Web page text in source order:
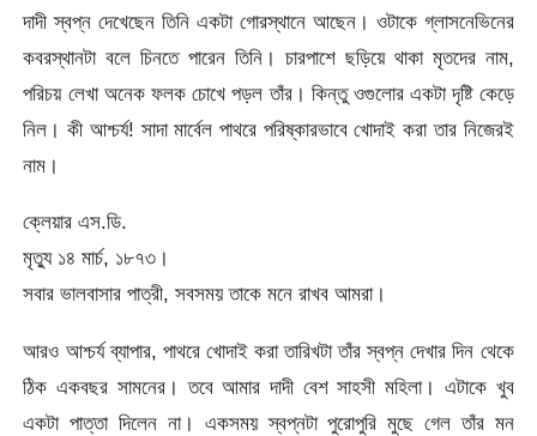
দাদী স্বপ্ন দেখেছেন তিনি একটা গোরস্থানে আছেন। ওটাকে গ্লাসনেভিনের
কবরস্থানটা বলে চিনতে পারেন তিনি। চারপাশে ছড়িয়ে থাকা মৃতদের নাম,
পরিচয় লেখা অনেক ফলক চোখে পড়ল তাঁর। কিন্তু ওগুলোর একটা দৃষ্টি কেড়ে
নিল। কী আশ্চর্য! সাদা মার্বেল পাথরে পরিষ্কারভাবে খোদাই করা তার নিজেরই
নাম।
ক্লেয়ার এস.ডি.
মৃত্যু ১৪ মার্চ, ১৮৭৩।
সবার ভালবাসার পাত্রী, সবসময় তাকে মনে রাখব আমরা।
আরও আশ্চর্য ব্যাপার, পাথরে খোদাই করা তারিখটা তাঁর স্বপ্ন দেখার দিন থেকে
ঠিক একবছর সামনের। তবে আমার দাদী বেশ সাহসী মহিলা। এটাকে খুব
একটা পাত্তা দিলেন না। একসময় স্বপ্নটা পুরোপুরি মুছে গেল তাঁর মন